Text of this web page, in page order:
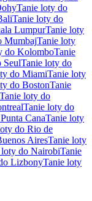
Tanie loty do
Tanie loty do
LumpurTanie loty
MumbajTanie loty
do KolomboTanie
SeulTanie loty do
do MiamiTanie loty
do BostonTanie
Tanie loty do
Tanie loty do
CanaTanie loty
do Rio de
AiresTanie loty
loty do NairobiTanie
LizbonyTanie loty